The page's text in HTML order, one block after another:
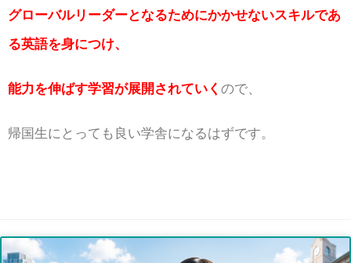
グローバルリーダーとなるためにかかせないスキルであ
る英語を身につけ、
能力を伸ばす学習が展開されていく ので、
帰国生にとっても良い学舎になるはずです。